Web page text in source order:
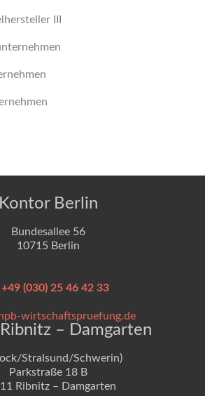
III
Kontor Berlin
Bundesallee 56
10715 Berlin
+49 (030) 25 46 42 33
wirtschaftspruefung.de
– Damgarten
Stralsund/Schwerin)
Parkstraße 18 B
Ribnitz – Damgarten